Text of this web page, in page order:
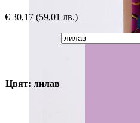
€ 30,17 (59,01 лв.)
Цвят: лилав